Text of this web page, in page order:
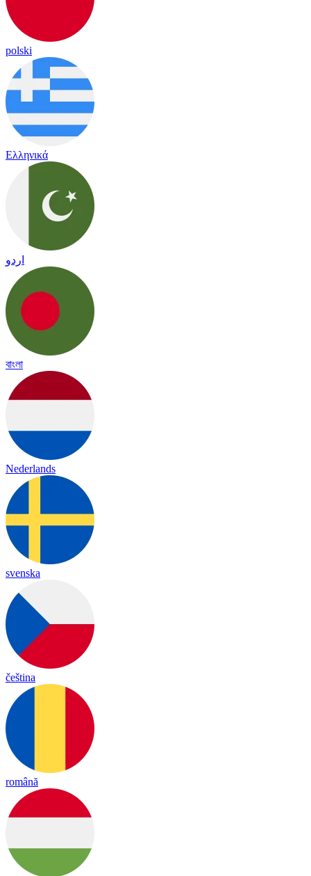
polski
Ελληνικά
اردو
বাংলা
Nederlands
svenska
čeština
română